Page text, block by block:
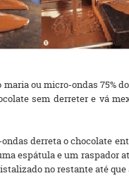
ou micro-ondas 75%
sem derreter e vá
derreta o chocolate
espátula e um
no restante até